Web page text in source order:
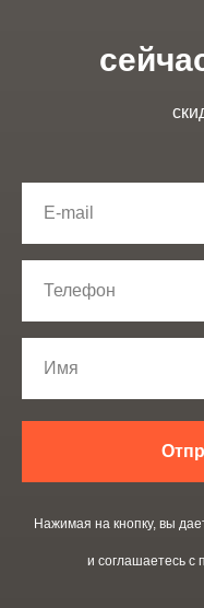
Нажимая на кнопку, вы
и соглашаетесь c